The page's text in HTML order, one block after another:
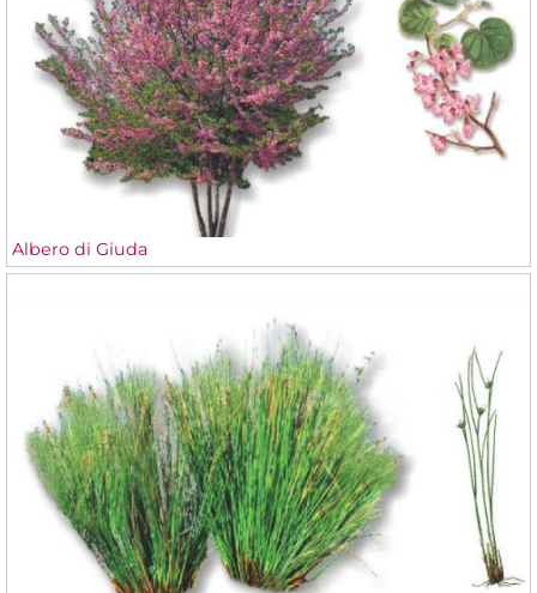
Albero di Giuda